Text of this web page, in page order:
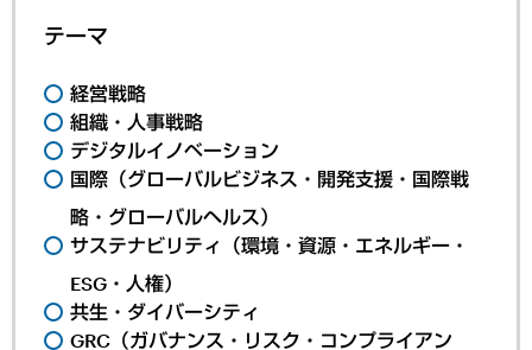
テーマ
経営戦略
組織・人事戦略
デジタルイノベーション
国際（グローバルビジネス・開発支援・国際戦
略・グローバルヘルス）
サステナビリティ（環境・資源・エネルギー・
ESG・人権）
共生・ダイバーシティ
GRC（ガバナンス・リスク・コンプライアン